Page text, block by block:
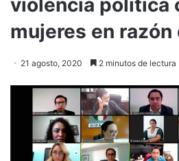
mujeres en razón
21 agosto, 2020 2 minutos de lectura